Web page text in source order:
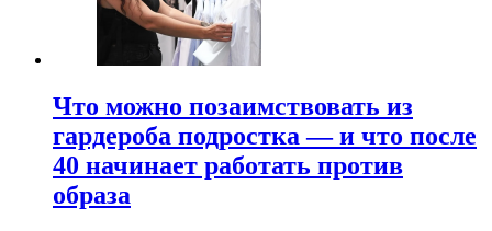
Что можно позаимствовать из
гардероба подростка — и что после
40 начинает работать против
образа